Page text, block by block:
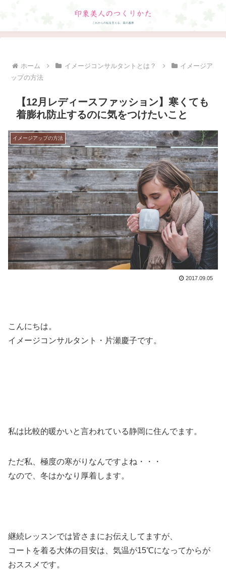
ホーム イメージコンサルタントとは？
イメージア
ップの方法
【12月レディースファッション】寒くても
着膨れ防止するのに気をつけたいこと
イメージアップの方法
2017.09.05
こんにちは。
イメージコンサルタント・片瀬慶子です。
私は比較的暖かいと言われている静岡に住んでます。
ただ私、極度の寒がりなんですよね・・・
なので、冬はかなり厚着します。
継続レッスンでは皆さまにお伝えしてますが、
コートを着る大体の目安は、気温が15℃になってからが
おススメです。